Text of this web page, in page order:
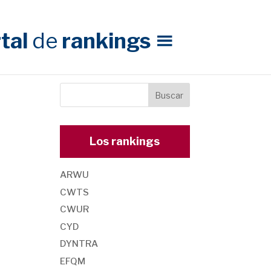
de rankings
Los rankings
ARWU
CWTS
CWUR
CYD
DYNTRA
EFQM